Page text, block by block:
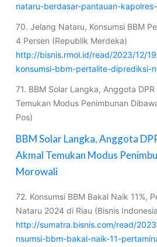
nataru-berdasar-pantauan-
70. Jelang Nataru, Konsumsi BBM
4 Persen (Republik Merdeka)
http://bisnis.rmol.id/read/2023/12/
konsumsi-bbm-pertalite-diprediksi-
71. BBM Solar Langka, Anggota
Temukan Modus Penimbunan
Pos)
BBM Solar Langka, Anggota
Akmal Temukan Modus
Morowali
72. Konsumsi BBM Bakal Naik 11%,
Nataru 2024 di Riau (Bisnis
http://sumatra.bisnis.com/read/
nsumsi-bbm-bakal-naik-11-